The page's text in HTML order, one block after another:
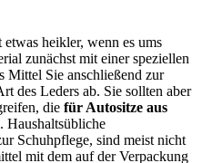
heikler, wenn es ums
zunächst mit einer speziellen
Mittel Sie anschließend zur
des Leders ab. Sie sollten aber
die für Autositze aus
Haushaltsübliche
Schuhpflege, sind meist nicht
mit dem auf der Verpackung